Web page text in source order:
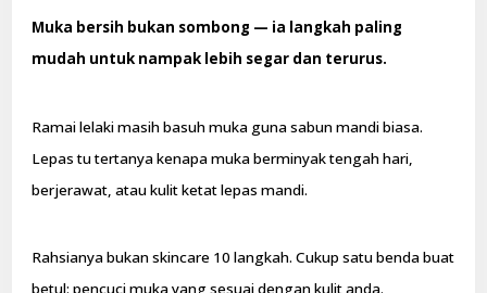
Muka bersih bukan sombong — ia langkah paling
mudah untuk nampak lebih segar dan terurus.
Ramai lelaki masih basuh muka guna sabun mandi biasa.
Lepas tu tertanya kenapa muka berminyak tengah hari,
berjerawat, atau kulit ketat lepas mandi.
Rahsianya bukan skincare 10 langkah. Cukup satu benda buat
betul: pencuci muka yang sesuai dengan kulit anda.